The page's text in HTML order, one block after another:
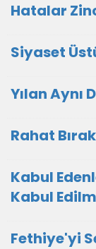
Hatalar
Siyaset
Yılan Aynı
Rahat
Kabul
Kabul
Fethiye'yi